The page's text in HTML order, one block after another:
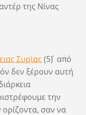
της Νίνας
Συρίας(5΄) από
δεν ξέρουν αυτή
την
σαν να